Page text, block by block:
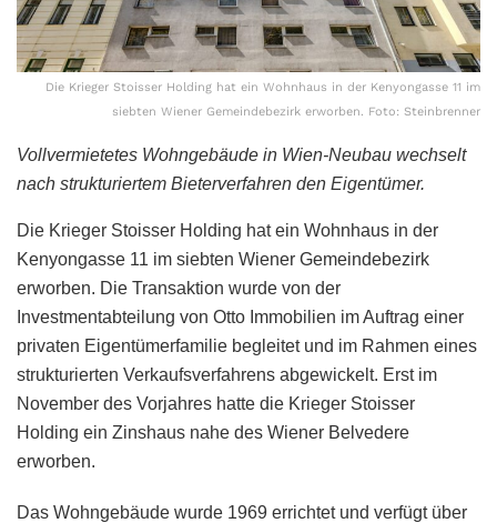
Die Krieger Stoisser Holding hat ein Wohnhaus in der Kenyongasse 11 im
siebten Wiener Gemeindebezirk erworben. Foto: Steinbrenner
Vollvermietetes Wohngebäude in Wien-Neubau wechselt
nach strukturiertem Bieterverfahren den Eigentümer.
Die Krieger Stoisser Holding hat ein Wohnhaus in der
Kenyongasse 11 im siebten Wiener Gemeindebezirk
erworben. Die Transaktion wurde von der
Investmentabteilung von Otto Immobilien im Auftrag einer
privaten Eigentümerfamilie begleitet und im Rahmen eines
strukturierten Verkaufsverfahrens abgewickelt. Erst im
November des Vorjahres hatte die Krieger Stoisser
Holding ein Zinshaus nahe des Wiener Belvedere
erworben.
Das Wohngebäude wurde 1969 errichtet und verfügt über